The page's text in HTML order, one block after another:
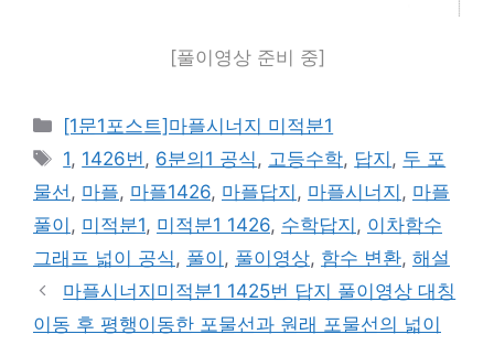
[풀이영상 준비 중]
카
테
리
[1문1포스트]마플시너지 미적분1
태
그
1, 1426번, 6분의1 공식, 고등수학, 답지 , 두 포
물선, 마플, 마플1426, 마플답지 , 마플시너지 , 마플
풀이 , 미적분1, 미적분1 1426, 수학답지 , 이차함수
그래프 넓이 공식, 풀이 , 풀이영상, 함수 변환, 해설
마플시너지미적분1 1425번 답지 풀이영상 대칭
이동 후 평행이동한 포물선과 원래 포물선의 넓이